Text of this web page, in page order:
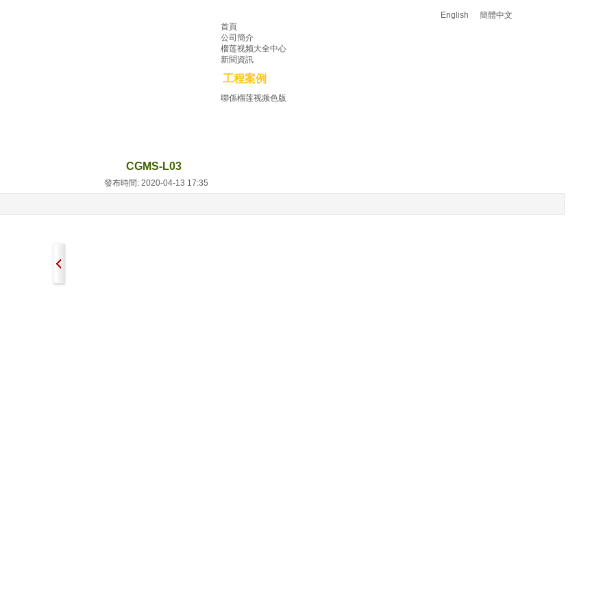
English
簡體中文
首頁
公司簡介
榴莲视频大全中心
新聞資訊
工程案例
聯係榴莲视频色版
CGMS-L03
發布時間: 2020-04-13 17:35